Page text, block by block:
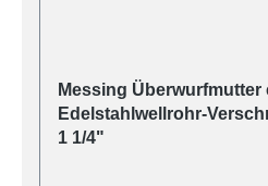
Messing Überwurfmutter
Edelstahlwellrohr-
1 1/4"